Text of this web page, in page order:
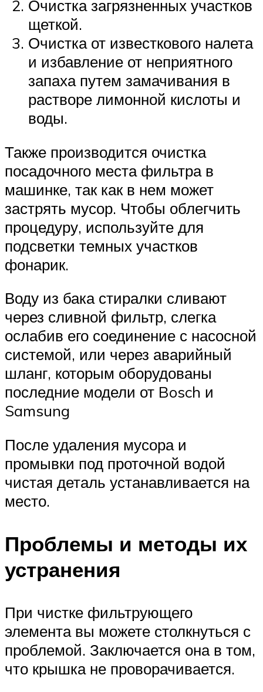
Очистка загрязненных участков
щеткой.
Очистка от известкового налета
и избавление от неприятного
запаха путем замачивания в
растворе лимонной кислоты и
воды.
Также производится очистка
посадочного места фильтра в
машинке, так как в нем может
застрять мусор. Чтобы облегчить
процедуру, используйте для
подсветки темных участков
фонарик.
Воду из бака стиралки сливают
через сливной фильтр, слегка
ослабив его соединение с насосной
системой, или через аварийный
шланг, которым оборудованы
последние модели от Bosch и
Samsung
После удаления мусора и
промывки под проточной водой
чистая деталь устанавливается на
место.
Проблемы и методы их
устранения
При чистке фильтрующего
элемента вы можете столкнуться с
проблемой. Заключается она в том,
что крышка не проворачивается.